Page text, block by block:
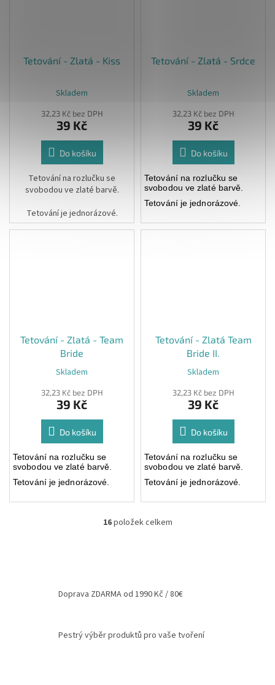
Tetování - Zlatá - Kiss
Skladem
32,23 Kč bez DPH
39 Kč
Do košíku
Tetování na rozlučku se
svobodou ve zlaté barvě.
Tetování je jednorázové.
Tetování - Zlatá - Srdce
Skladem
32,23 Kč bez DPH
39 Kč
Do košíku
Tetování na rozlučku se
svobodou ve zlaté barvě.
Tetování je jednorázové.
Tetování - Zlatá - Team
Bride
Skladem
32,23 Kč bez DPH
39 Kč
Do košíku
Tetování na rozlučku se
svobodou ve zlaté barvě.
Tetování je jednorázové.
Tetování - Zlatá Team
Bride II.
Skladem
32,23 Kč bez DPH
39 Kč
Do košíku
Tetování na rozlučku se
svobodou ve zlaté barvě.
Tetování je jednorázové.
O
c
r
16položek celkem
Doprava ZDARMA od 1990 Kč / 80€
Pestrý výběr produktů pro vaše tvoření